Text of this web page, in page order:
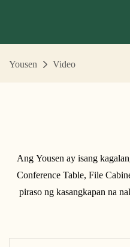
Yousen Video
Ang Yousen ay isang
Conference Table, File
piraso ng kasangkapan na